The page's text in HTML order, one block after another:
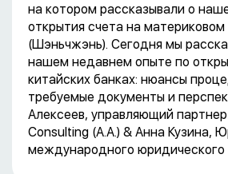
на котором рассказывали о
открытия счета на материковом
(Шэньчжэнь). Сегодня мы
нашем недавнем опыте по
китайских банках: нюансы
требуемые документы и
Алексеев, управляющий
Consulting (А.А.) & Анна Кузина,
международного